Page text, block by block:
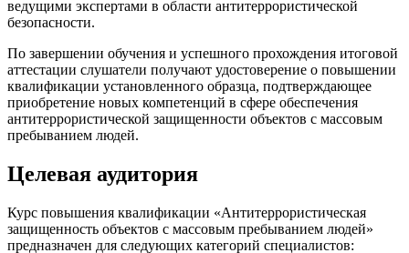
ведущими экспертами в области антитеррористической
безопасности.
По завершении обучения и успешного прохождения итоговой
аттестации слушатели получают удостоверение о повышении
квалификации установленного образца, подтверждающее
приобретение новых компетенций в сфере обеспечения
антитеррористической защищенности объектов с массовым
пребыванием людей.
Целевая аудитория
Курс повышения квалификации «Антитеррористическая
защищенность объектов с массовым пребыванием людей»
предназначен для следующих категорий специалистов: